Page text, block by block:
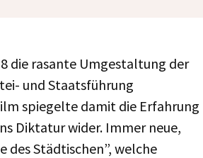
die rasante Umgestaltung der
und Staatsführung
spiegelte damit die Erfahrung
Diktatur wider. Immer neue,
des Städtischen”, welche